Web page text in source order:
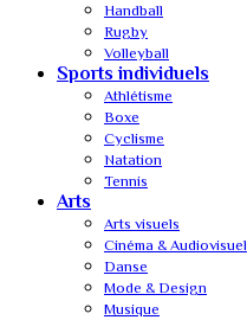
Handball
Rugby
Volleyball
Sports individuels
Athlétisme
Boxe
Cyclisme
Natation
Tennis
Arts
Arts visuels
Cinéma & Audiovisuel
Danse
Mode & Design
Musique